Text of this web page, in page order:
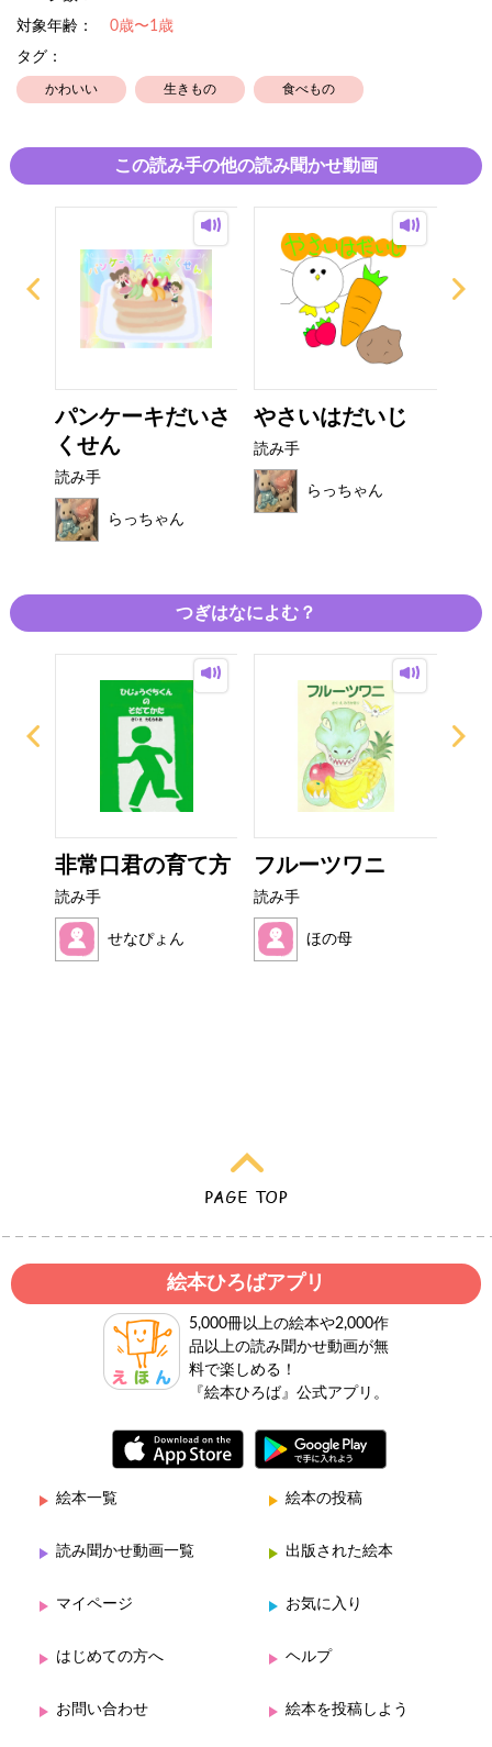
対象年齢：
0歳〜1歳
タグ：
かわいい 生きもの 食べもの
この読み手の他の読み聞かせ動画
パンケーキだいさ
くせん
読み手
らっちゃん
やさいはだいじ
読み手
らっちゃん
つぎはなによむ？
非常口君の育て方
読み手
せなぴょん
フルーツワニ
読み手
ほの母
絵本ひろばアプリ
5,000冊以上の絵本や2,000作
品以上の読み聞かせ動画が無
料で楽しめる！
『絵本ひろば』公式アプリ。
絵本一覧 絵本の投稿
読み聞かせ動画一覧 出版された絵本
マイページ お気に入り
はじめての方へ ヘルプ
お問い合わせ 絵本を投稿しよう